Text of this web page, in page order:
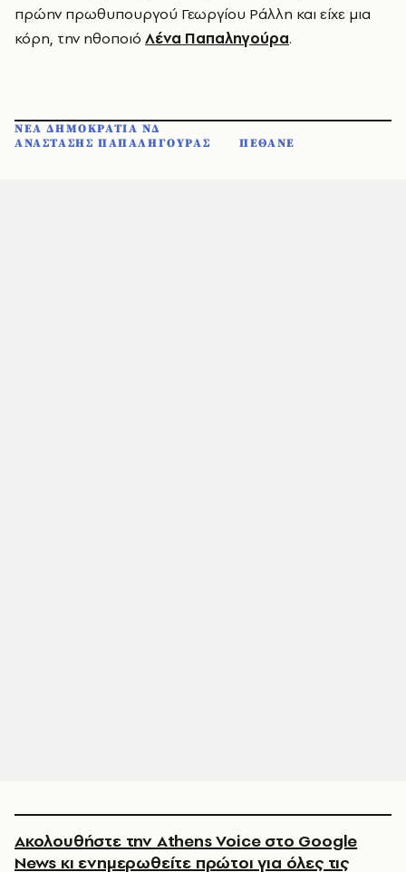
πρώην πρωθυπουργού Γεωργίου Ράλλη και είχε μια
κόρη, την ηθοποιό Λένα Παπαληγούρα.
ΝΕΑ ΔΗΜΟΚΡΑΤΙΑ ΝΔ
ΑΝΑΣΤΑΣΗΣ ΠΑΠΑΛΗΓΟΥΡΑΣ
ΠΕΘΑΝΕ
Ακολουθήστε την Athens Voice στο Google
News κι ενημερωθείτε πρώτοι για όλες τις